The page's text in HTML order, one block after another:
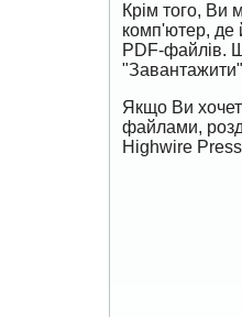
Крім того, Ви
комп'ютер, де
PDF-файлів.
Якщо Ви
файлами,
Highwire Press